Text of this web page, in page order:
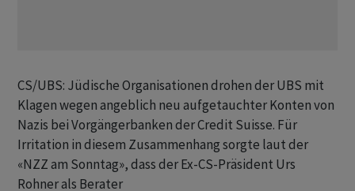
CS/UBS: Jüdische Organisationen drohen der UBS mit
Klagen wegen angeblich neu aufgetauchter Konten von
Nazis bei Vorgängerbanken der Credit Suisse. Für
Irritation in diesem Zusammenhang sorgte laut der
«NZZ am Sonntag», dass der Ex-CS-Präsident Urs
Rohner als Berater